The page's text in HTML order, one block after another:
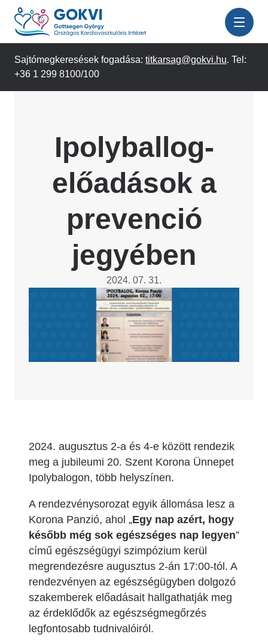
Ugrás
tartalomra
Sajtómegkeresések fogadása: titkarsag@gokvi.hu. Tel:
+36 1 299 8100/100
Ipolyballog-
előadások a
prevenció
jegyében
2024. 07. 31.
2024. augusztus 2-a és 4-e között rendezik
meg a jubileumi 20. Szent Korona Ünnepet
Ipolybalogon, több helyszínen.
A rendezvénysorozat egyik állomása lesz a
Korona Panzió, ahol „Egy nap azért, hogy
később még sok egészséges nap legyen”
című egészségügyi szimpózium kerül
megrendezésre augusztus 2-án 17:00-tól. A
rendezvényen az egészségügyben dolgozó
szakemberek előadásait hallgathatják meg
az érdeklődők az egészségmegőrzés
legfontosabb tudnivalóiról.